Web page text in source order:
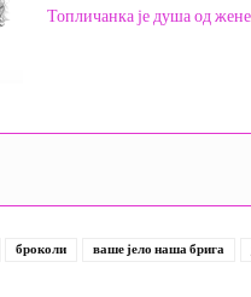
Топличанка је душа од
броколи ваше јело наша брига